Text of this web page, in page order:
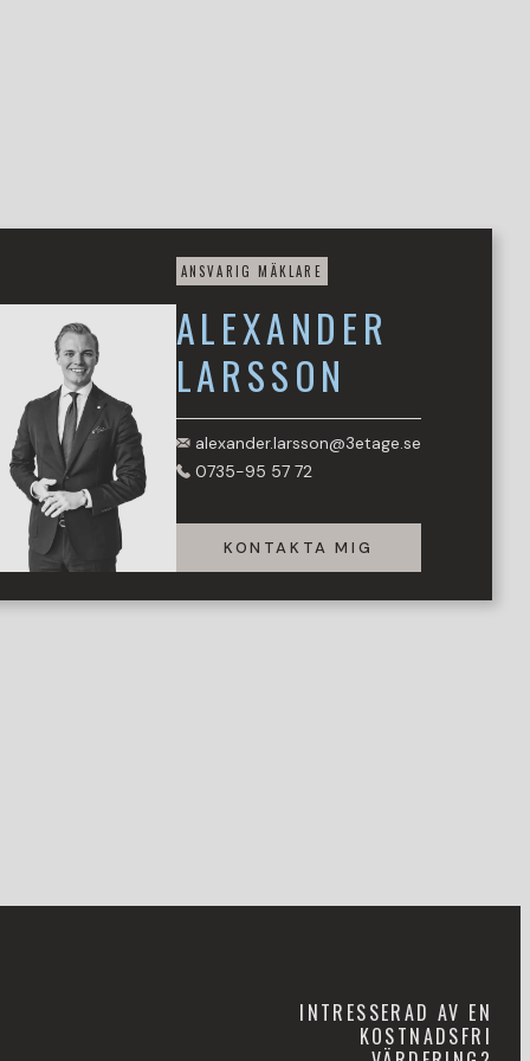
ANSVARIG MÄKLARE
ALEXANDER
LARSSON
alexander.larsson@3etage.se
0735-95 57 72
KONTAKTA MIG
INTRESSERAD AV EN
KOSTNADSFRI